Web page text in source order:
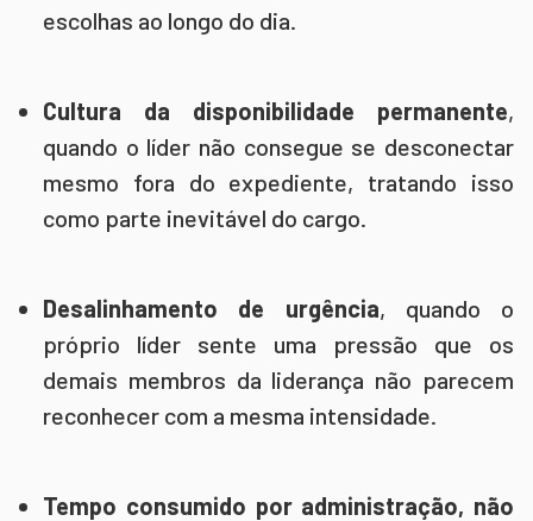
escolhas ao longo do dia.
Cultura da disponibilidade permanente,
quando o líder não consegue se desconectar
mesmo fora do expediente, tratando isso
como parte inevitável do cargo.
Desalinhamento de urgência, quando o
próprio líder sente uma pressão que os
demais membros da liderança não parecem
reconhecer com a mesma intensidade.
Tempo consumido por administração, não